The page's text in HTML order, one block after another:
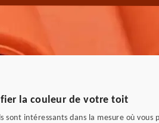
la couleur de votre toit
intéressants dans la mesure où